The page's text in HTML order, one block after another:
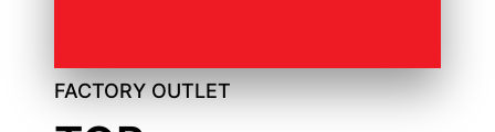
FACTORY OUTLET